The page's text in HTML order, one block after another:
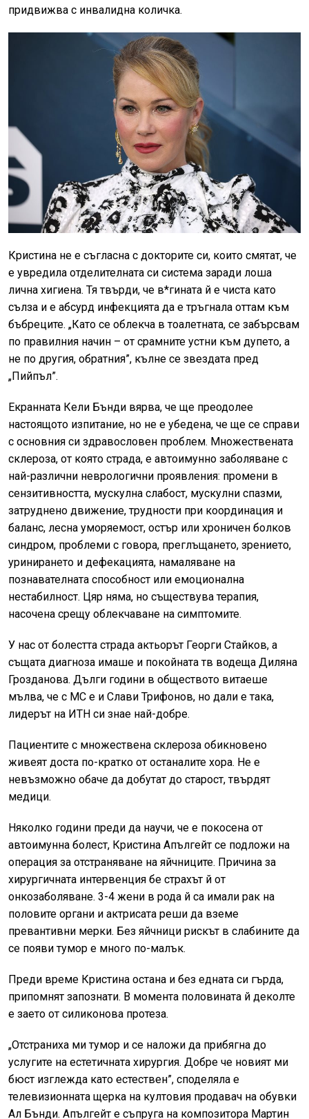
придвижва с инвалидна количка.
Кристина не е съгласна с докторите си, които смятат, че
е увредила отделителната си система заради лоша
лична хигиена. Тя твърди, че в*гината й е чиста като
сълза и е абсурд инфекцията да е тръгнала оттам към
бъбреците. „Като се облекча в тоалетната, се забърсвам
по правилния начин – от срамните устни към дупето, а
не по другия, обратния”, кълне се звездата пред
„Пийпъл”.
Екранната Кели Бънди вярва, че ще преодолее
настоящото изпитание, но не е убедена, че ще се справи
с основния си здравословен проблем. Множествената
склероза, от която страда, е автоимунно заболяване с
най-различни неврологични проявления: промени в
сензитивността, мускулна слабост, мускулни спазми,
затруднено движение, трудности при координация и
баланс, лесна уморяемост, остър или хроничен болков
синдром, проблеми с говора, преглъщането, зрението,
уринирането и дефекацията, намаляване на
познавателната способност или емоционална
нестабилност. Цяр няма, но съществува терапия,
насочена срещу облекчаване на симптомите.
У нас от болестта страда актьорът Георги Стайков, а
същата диагноза имаше и покойната тв водеща Диляна
Грозданова. Дълги години в обществото витаеше
мълва, че с МС е и Слави Трифонов, но дали е така,
лидерът на ИТН си знае най-добре.
Пациентите с множествена склероза обикновено
живеят доста по-кратко от останалите хора. Не е
невъзможно обаче да добутат до старост, твърдят
медици.
Няколко години преди да научи, че е покосена от
автоимунна болест, Кристина Апългейт се подложи на
операция за отстраняване на яйчниците. Причина за
хирургичната интервенция бе страхът й от
онкозаболяване. 3-4 жени в рода й са имали рак на
половите органи и актрисата реши да вземе
превантивни мерки. Без яйчници рискът в слабините да
се появи тумор е много по-малък.
Преди време Кристина остана и без едната си гърда,
припомнят запознати. В момента половината й деколте
е заето от силиконова протеза.
„Отстраниха ми тумор и се наложи да прибягна до
услугите на естетичната хирургия. Добре че новият ми
бюст изглежда като естествен”, споделяла е
телевизионната щерка на култовия продавач на обувки
Ал Бънди. Апългейт е съпруга на композитора Мартин